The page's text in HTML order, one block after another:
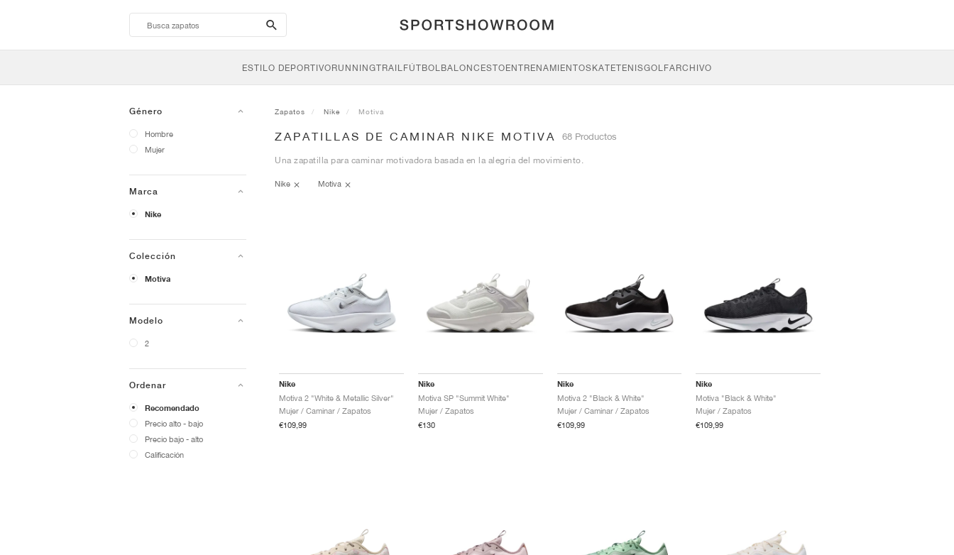
search-
btn
ESTILO DEPORTIVORUNNINGTRAILFÚTBOLBALONCESTOENTRENAMIENTOSKATETENISGOLFARCHIVO
Género
Hombre
Mujer
Marca
Nike
Colección
Motiva
Modelo
2
Ordenar
Recomendado
Precio alto - bajo
Precio bajo - alto
Calificación
Zapatos Nike Motiva
ZAPATILLAS DE CAMINAR NIKE MOTIVA 68 Productos
Una zapatilla para caminar motivadora basada en la alegría del movimiento.
Nike Motiva
Nike
Motiva 2 "White & Metallic Silver"
Mujer / Caminar / Zapatos
€109,99
Nike
Motiva SP "Summit White"
Mujer / Zapatos
€130
Nike
Motiva 2 "Black & White"
Mujer / Caminar / Zapatos
€109,99
Nike
Motiva "Black & White"
Mujer / Zapatos
€109,99